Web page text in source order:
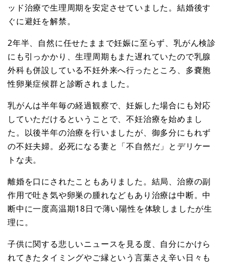
ッド治療で生理周期を安定させていました。結婚後す
ぐに避妊を解禁。
2年半、自然に任せたままで妊娠に至らず、乳がん検診
にも引っかかり、生理周期もまた遅れていたので乳腺
外科も併設している不妊外来へ行ったところ、多嚢胞
性卵巣症候群と診断されました。
乳がんは半年毎の経過観察で、妊娠した場合にも対応
していただけるということで、不妊治療を始めまし
た。以後半年の治療を行いましたが、御多分にもれず
の不妊夫婦。必死になる妻と「不自然だ」とデリケー
トな夫。
離婚を口にされたこともありました。結局、治療の副
作用で吐き気や卵巣の腫れなどもあり治療は中断。中
断中に一度高温期18日で薄い陽性を体験しましたが生
理に。
子供に関する悲しいニュースを見る度、自分にかけら
れてきたタイミングやご縁という言葉さえ辛い日々も